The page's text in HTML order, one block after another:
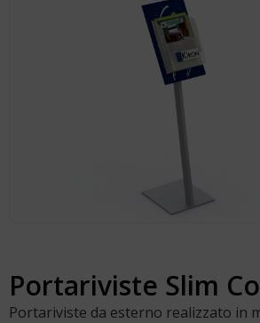
Portariviste Slim
Portariviste da esterno realizzato in